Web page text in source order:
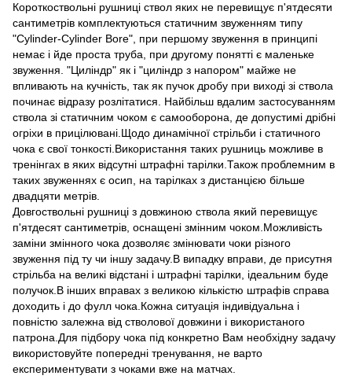
Короткоствольні рушниці ствол яких не перевищує п'ятдесяти
сантиметрів комплектуються статичним звуженням типу
"Cylinder-Cylinder Bore", при першому звуження в принципі
немає і йде проста труба, при другому понятті є маленьке
звуження. "Циліндр" як і "циліндр з напором" майже не
впливають на кучність, так як пучок дробу при виході зі ствола
починає відразу розлітатися. Найбільш вдалим застосуванням
ствола зі статичним чоком є самооборона, де допустимі дрібні
огріхи в прицілювані.Щодо динамічної стрільби і статичного
чока є свої тонкості.Використання таких рушниць можливе в
тренінгах в яких відсутні штрафні тарілки.Також проблемним в
таких звуженнях є осип, на тарілках з дистанцією більше
двадцяти метрів.
Довгоствольні рушниці з довжиною ствола який перевищує
п'ятдесят сантиметрів, оснащені змінним чоком.Можливість
заміни змінного чока дозволяє змінювати чоки різного
звуження під ту чи іншу задачу.В випадку вправи, де присутня
стрільба на великі відстані і штрафні тарілки, ідеальним буде
получок.В інших вправах з великою кількістю штрафів справа
доходить і до фулл чока.Кожна ситуація індивідуальна і
повністю залежна від стволової довжини і використаного
патрона.Для підбору чока під конкретно Вам необхідну задачу
використовуйте попередні тренування, не варто
експериментувати з чоками вже на матчах.